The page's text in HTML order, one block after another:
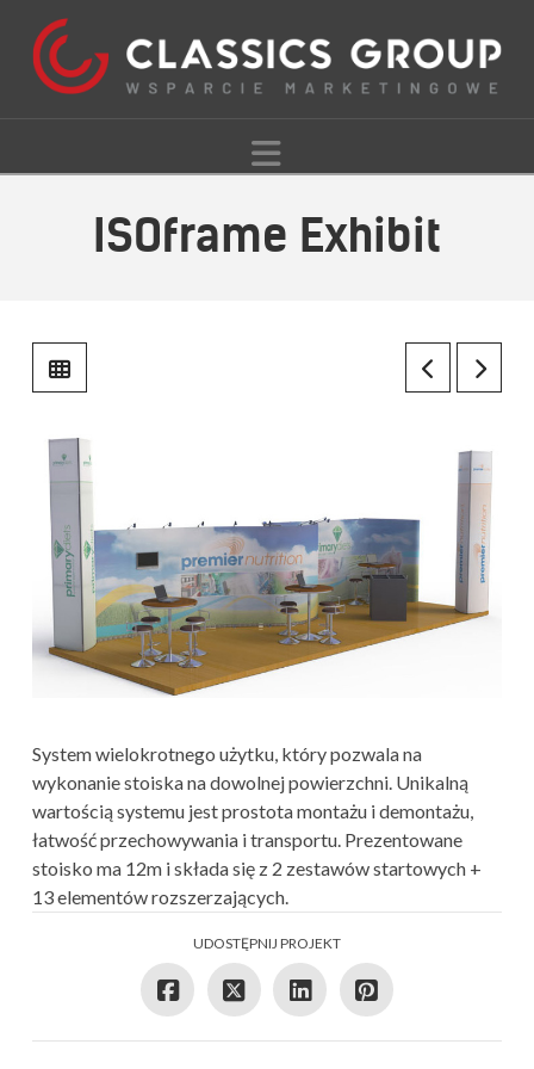
Navigation
ISOframe Exhibit
System wielokrotnego użytku, który pozwala na
wykonanie stoiska na dowolnej powierzchni. Unikalną
wartością systemu jest prostota montażu i demontażu,
łatwość przechowywania i transportu. Prezentowane
stoisko ma 12m i składa się z 2 zestawów startowych +
13 elementów rozszerzających.
UDOSTĘPNIJ PROJEKT